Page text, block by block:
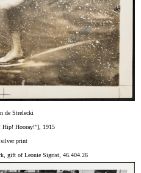
de Strelecki
Hooray!”], 1915
print
gift of Leonie Sigrist, 46.404.26